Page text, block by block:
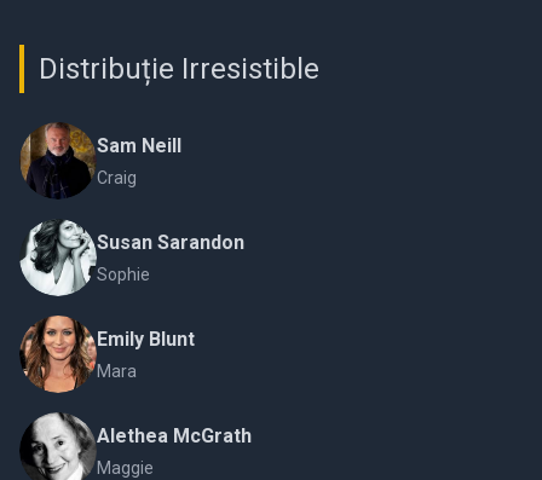
Distribuție Irresistible
Sam Neill
Craig
Susan Sarandon
Sophie
Emily Blunt
Mara
Alethea McGrath
Maggie